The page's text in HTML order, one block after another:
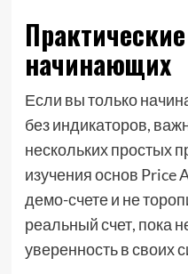
начинающих
Если вы только
без индикаторов,
нескольких простых
изучения основ Price
демо-счете и не
реальный счет, пока
уверенность в своих